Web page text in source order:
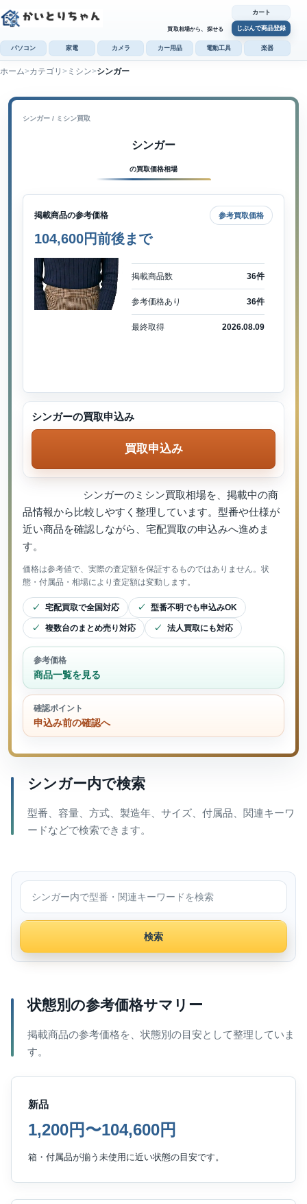
買取相場から、探せる
カート
じぶんで商品登録
パソコン 家電 カメラ カー用品 電動工具 楽器
ホーム カテゴリ ミシン シンガー
シンガー / ミシン買取
シンガー
の買取価格相場
掲載商品の参考価格 参考買取価格
104,600円前後まで
掲載商品数 36件
参考価格あり 36件
最終取得 2026.08.09
シンガーのミシン買取相場を、掲載中の商
品情報から比較しやすく整理しています。型番や仕様が
近い商品を確認しながら、宅配買取の申込みへ進めま
す。
価格は参考値で、実際の査定額を保証するものではありません。状
態・付属品・相場により査定額は変動します。
宅配買取で全国対応 型番不明でも申込みOK
複数台のまとめ売り対応 法人買取にも対応
参考価格
商品一覧を見る
確認ポイント
申込み前の確認へ
シンガーの買取申込み
買取申込み
シンガー内で検索
型番、容量、方式、製造年、サイズ、付属品、関連キーワ
ードなどで検索できます。
シンガー内で検索
検索
状態別の参考価格サマリー
掲載商品の参考価格を、状態別の目安として整理していま
す。
新品
1,200円〜104,600円
箱・付属品が揃う未使用に近い状態の目安です。